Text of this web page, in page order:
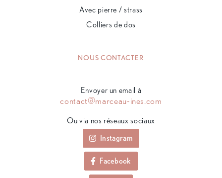
Avec pierre / strass
Colliers de dos
NOUS CONTACTER
Envoyer un email à
contact@marceau-ines.com
Ou via nos réseaux sociaux
Instagram
Facebook